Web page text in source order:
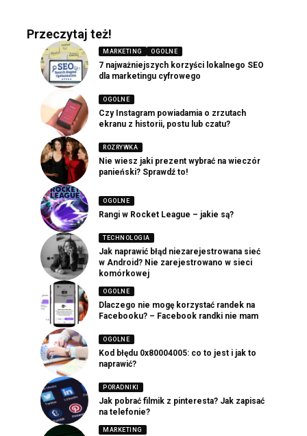
Przeczytaj też!
MARKETING OGOLNE
7 najważniejszych korzyści lokalnego SEO
dla marketingu cyfrowego
OGOLNE
Czy Instagram powiadamia o zrzutach
ekranu z historii, postu lub czatu?
ROZRYWKA
Nie wiesz jaki prezent wybrać na wieczór
panieński? Sprawdź to!
OGOLNE
Rangi w Rocket League – jakie są?
TECHNOLOGIA
Jak naprawić błąd niezarejestrowana sieć
w Android? Nie zarejestrowano w sieci
komórkowej
OGOLNE
Dlaczego nie mogę korzystać randek na
Facebooku? – Facebook randki nie mam
OGOLNE
Kod błędu 0x80004005: co to jest i jak to
naprawić?
PORADNIKI
Jak pobrać filmik z pinteresta? Jak zapisać
na telefonie?
MARKETING